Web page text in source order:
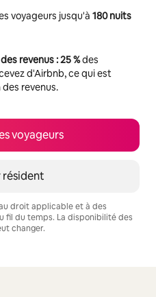
voyageurs jusqu'à 180 nuits
revenus : 25 %des
d'Airbnb, ce qui est
revenus.
voyageurs
résident
droit applicable et à des
fil du temps. La disponibilité des
changer.